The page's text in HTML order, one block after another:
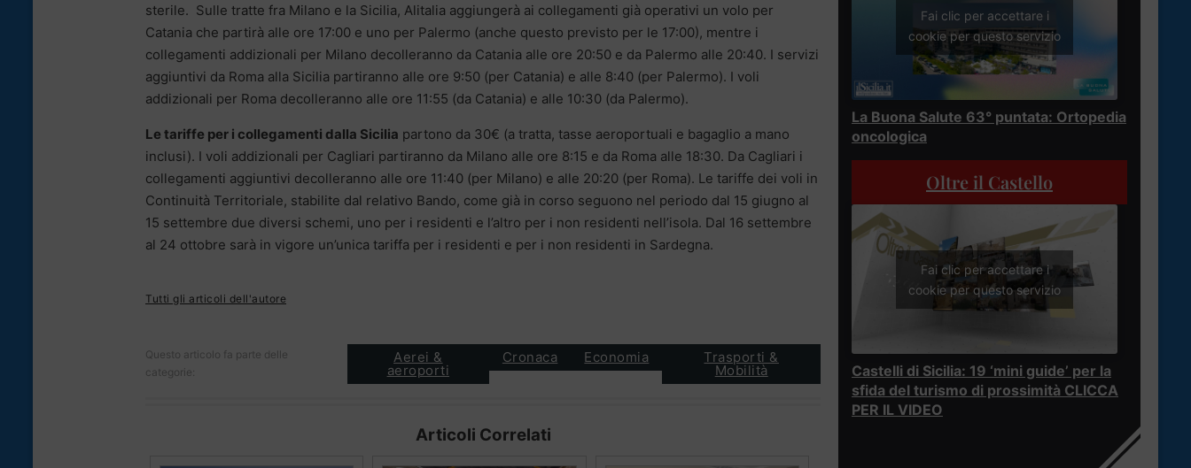
sterile. Sulle tratte fra Milano e la Sicilia, Alitalia aggiungerà ai collegamenti già operativi un volo per
Catania che partirà alle ore 17:00 e uno per Palermo (anche questo previsto per le 17:00), mentre i
collegamenti addizionali per Milano decolleranno da Catania alle ore 20:50 e da Palermo alle 20:40. I servizi
aggiuntivi da Roma alla Sicilia partiranno alle ore 9:50 (per Catania) e alle 8:40 (per Palermo). I voli
addizionali per Roma decolleranno alle ore 11:55 (da Catania) e alle 10:30 (da Palermo).
Le tariffe per i collegamenti dalla Sicilia partono da 30€ (a tratta, tasse aeroportuali e bagaglio a mano
inclusi). I voli addizionali per Cagliari partiranno da Milano alle ore 8:15 e da Roma alle 18:30. Da Cagliari i
collegamenti aggiuntivi decolleranno alle ore 11:40 (per Milano) e alle 20:20 (per Roma). Le tariffe dei voli in
Continuità Territoriale, stabilite dal relativo Bando, come già in corso seguono nel periodo dal 15 giugno al
15 settembre due diversi schemi, uno per i residenti e l’altro per i non residenti nell’isola. Dal 16 settembre
al 24 ottobre sarà in vigore un’unica tariffa per i residenti e per i non residenti in Sardegna.
Tutti gli articoli dell'autore
Questo articolo fa parte delle
categorie:
Aerei &
aeroporti
Cronaca Economia Trasporti &
Mobilità
Articoli Correlati
Fai clic per accettare i
cookie per questo servizio
La Buona Salute 63° puntata: Ortopedia
oncologica
Oltre il Castello
Fai clic per accettare i
cookie per questo servizio
Castelli di Sicilia: 19 ‘mini guide’ per la
sfida del turismo di prossimità CLICCA
PER IL VIDEO